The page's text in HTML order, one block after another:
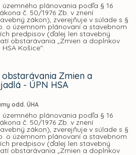
plánovania podľa § 16
č. 50/1976 Zb. v znení
zákon), zverejňuje v súlade s §
o územnom plánovaní a stavebnom
predpisov (ďalej len stavebný
obstarávania „Zmien a doplnkov
Košice".
Zmien a
- ÚPN HSA
odd. ÚHA
plánovania podľa § 16
č. 50/1976 Zb. v znení
zákon), zverejňuje v súlade s §
o územnom plánovaní a stavebnom
predpisov (ďalej len stavebný
obstarávania „Zmien a doplnkov